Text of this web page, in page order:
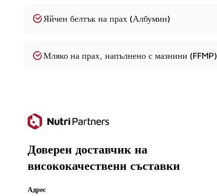
Яйчен белтък на прах (Албумин)
Мляко на прах, напълнено с мазнини (FFMP)
Доверен доставчик на
висококачествени съставки
Адрес